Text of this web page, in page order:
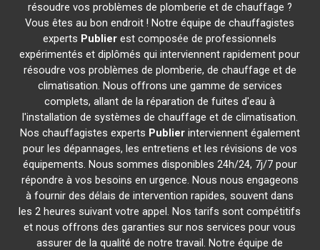
résoudre vos problèmes de plomberie et de chauffage ?
Vous êtes au bon endroit ! Notre équipe de chauffagistes
experts Publier est composée de professionnels
expérimentés et diplômés qui interviennent rapidement pour
résoudre vos problèmes de plomberie, de chauffage et de
climatisation. Nous offrons une gamme de services
complets, allant de la réparation de fuites d'eau à
l'installation de systèmes de chauffage et de climatisation.
Nos chauffagistes experts Publierinterviennent également
pour les dépannages, les entretiens et les révisions de vos
équipements. Nous sommes disponibles 24h/24, 7j/7 pour
répondre à vos besoins en urgence. Nous nous engageons
à fournir des délais de intervention rapides, souvent dans
les 2 heures suivant votre appel. Nos tarifs sont compétitifs
et nous offrons des garanties sur nos services pour vous
assurer de la qualité de notre travail. Notre équipe de